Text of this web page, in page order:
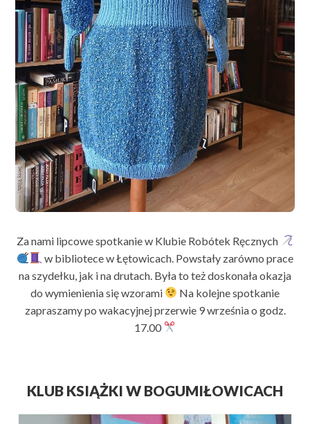
Za nami lipcowe spotkanie w Klubie Robótek Ręcznych
w bibliotece w Łętowicach. Powstały zarówno prace
na szydełku, jak i na drutach. Była to też doskonała okazja
do wymienienia się wzorami
Na kolejne spotkanie
zapraszamy po wakacyjnej przerwie 9 września o godz.
17.00
KLUB KSIĄŻKI W BOGUMIŁOWICACH